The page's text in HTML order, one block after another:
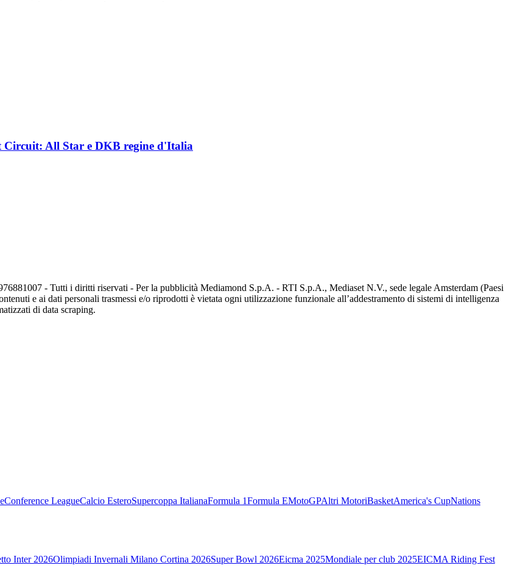
Circuit: All Star e DKB regine d'Italia
- Tutti i diritti riservati - Per la pubblicità Mediamond S.p.A. - RTI S.p.A., Mediaset N.V., sede legale Amsterdam (Paesi
e ai dati personali trasmessi e/o riprodotti è vietata ogni utilizzazione funzionale all’addestramento di sistemi di intelligenza
di data scraping.
Conference LeagueCalcio EsteroSupercoppa ItalianaFormula 1Formula EMotoGPAltri MotoriBasketAmerica's CupNations
Inter 2026Olimpiadi Invernali Milano Cortina 2026Super Bowl 2026Eicma 2025Mondiale per club 2025EICMA Riding Fest